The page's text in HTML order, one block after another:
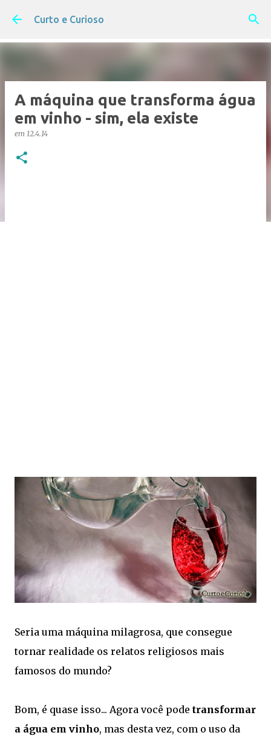
Pular para o conteúdo principal
Curto e Curioso
A máquina que transforma água
em vinho - sim, ela existe
em 12.4.14
Seria uma máquina milagrosa, que consegue
tornar realidade os relatos religiosos mais
famosos do mundo?
Bom, é quase isso... Agora você pode transformar
a água em vinho, mas desta vez, com o uso da